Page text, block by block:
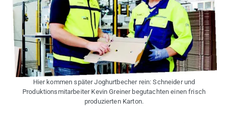
Hier kommen später Joghurtbecher rein: Schneider und
Produktionsmitarbeiter Kevin Greiner begutachten einen frisch
produzierten Karton.